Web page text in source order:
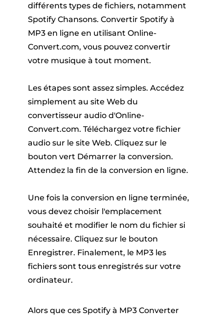
différents types de fichiers, notamment
Spotify Chansons. Convertir Spotify à
MP3 en ligne en utilisant Online-
Convert.com, vous pouvez convertir
votre musique à tout moment.
Les étapes sont assez simples. Accédez
simplement au site Web du
convertisseur audio d'Online-
Convert.com. Téléchargez votre fichier
audio sur le site Web. Cliquez sur le
bouton vert Démarrer la conversion.
Attendez la fin de la conversion en ligne.
Une fois la conversion en ligne terminée,
vous devez choisir l'emplacement
souhaité et modifier le nom du fichier si
nécessaire. Cliquez sur le bouton
Enregistrer. Finalement, le MP3 les
fichiers sont tous enregistrés sur votre
ordinateur.
Alors que ces Spotify à MP3 Converter